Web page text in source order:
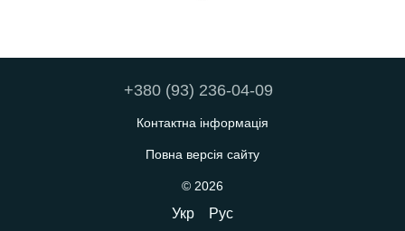
+380 (93) 236-04-09
Контактна інформація
Повна версія сайту
© 2026
Укр Рус